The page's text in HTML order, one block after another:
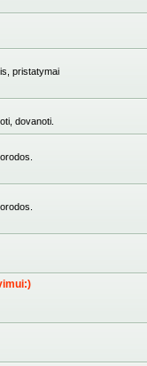
pristatymai
dovanoti.